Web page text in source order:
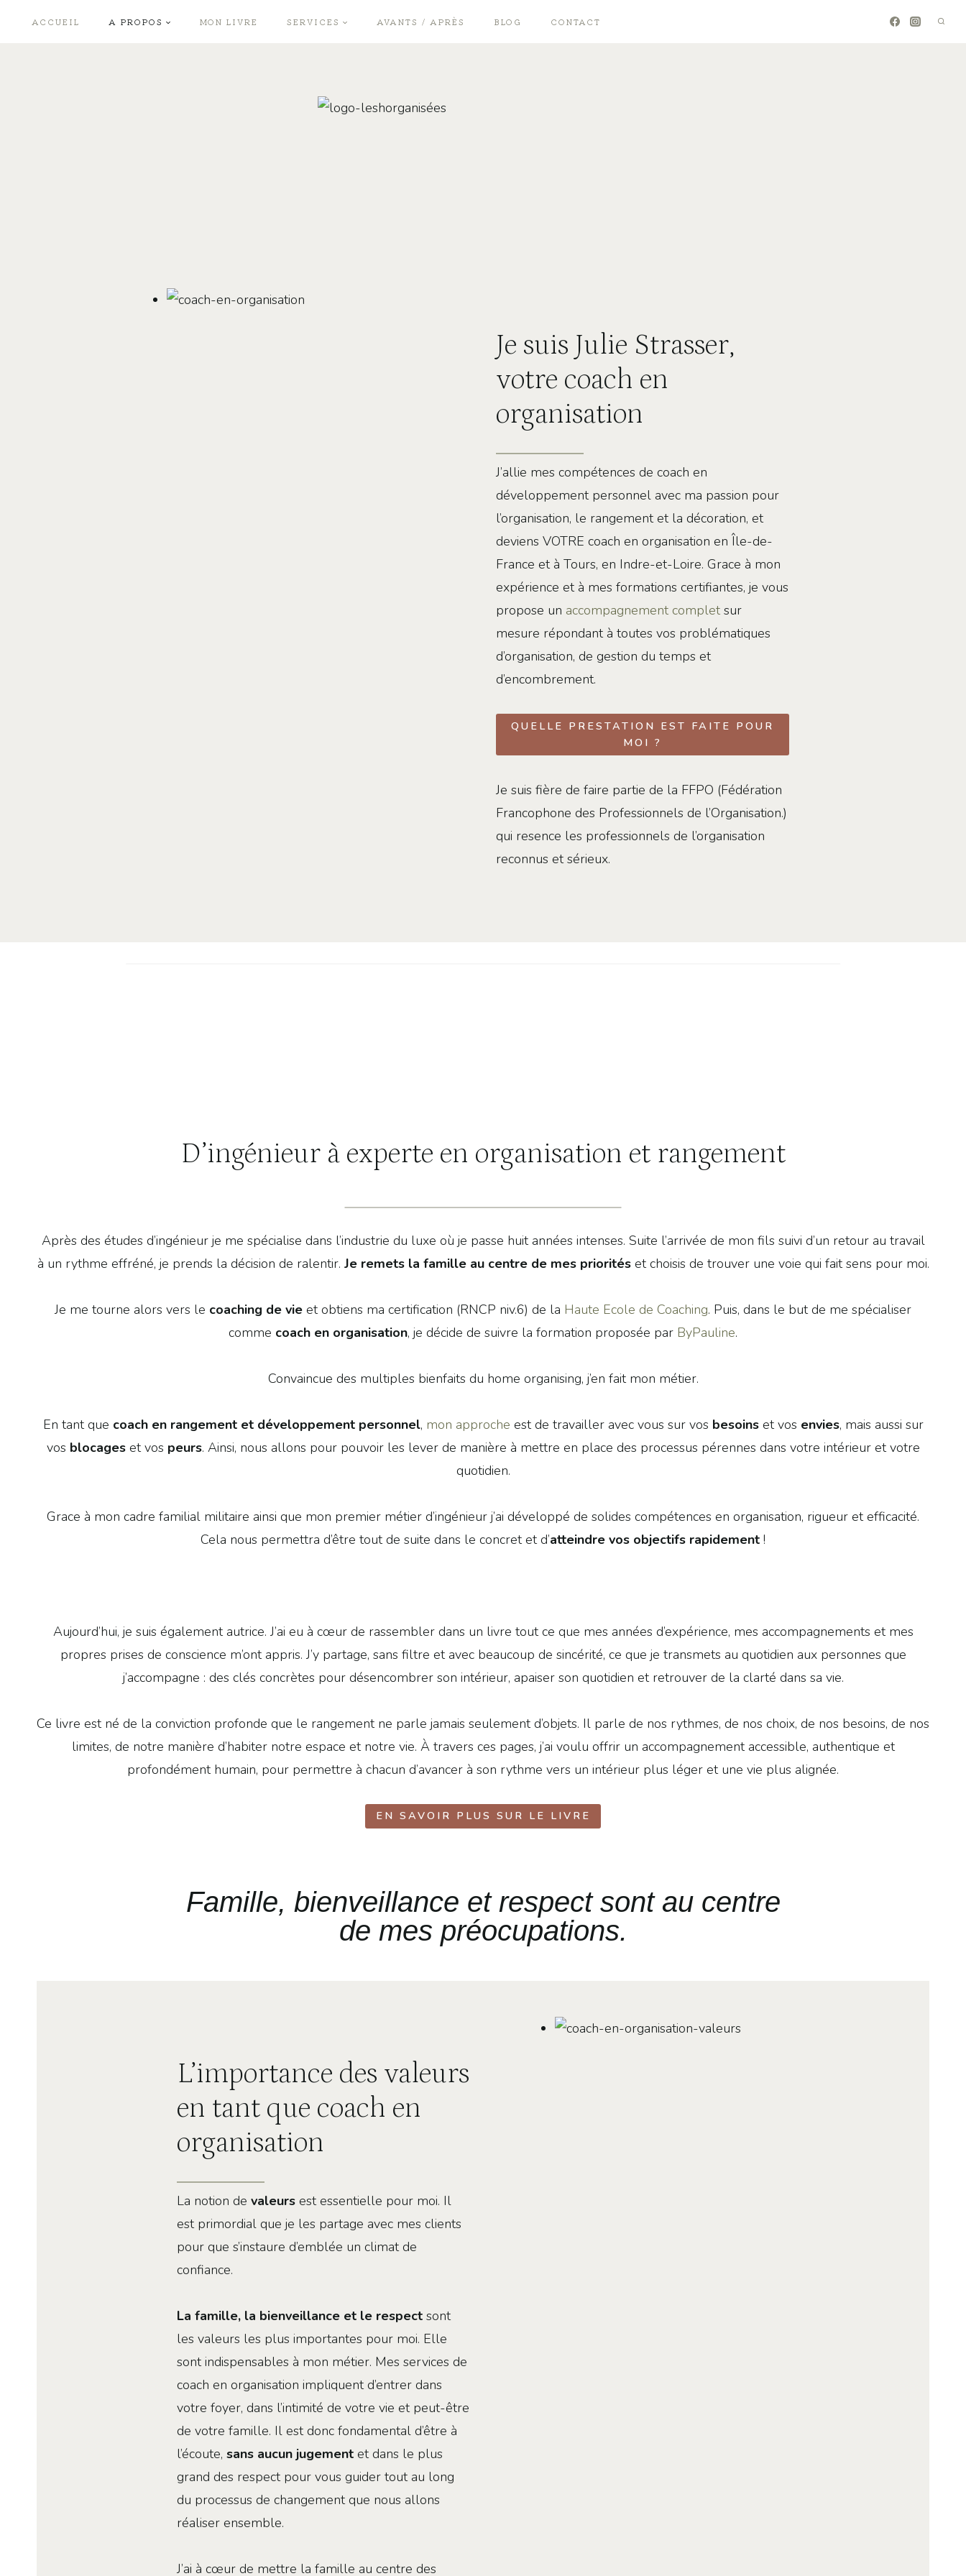
ACCUEIL A PROPOS MON LIVRE SERVICES AVANTS / APRÈS BLOG CONTACT
Je suis Julie Strasser,
votre coach en
organisation
J’allie mes compétences de coach en
développement personnel avec ma passion pour
l’organisation, le rangement et la décoration, et
deviens VOTRE coach en organisation en Île-de-
France et à Tours, en Indre-et-Loire. Grace à mon
expérience et à mes formations certifiantes, je vous
propose un accompagnement complet sur
mesure répondant à toutes vos problématiques
d’organisation, de gestion du temps et
d’encombrement.
QUELLE PRESTATION EST FAITE POUR
MOI ?
Je suis fière de faire partie de la FFPO (Fédération
Francophone des Professionnels de l’Organisation.)
qui resence les professionnels de l’organisation
reconnus et sérieux.
D’ingénieur à experte en organisation et rangement
Après des études d’ingénieur je me spécialise dans l’industrie du luxe où je passe huit années intenses. Suite l’arrivée de mon fils suivi d’un retour au travail
à un rythme effréné, je prends la décision de ralentir. Je remets la famille au centre de mes prioritéset choisis de trouver une voie qui fait sens pour moi.
Je me tourne alors vers le coaching de vie et obtiens ma certification (RNCP niv.6) de la Haute Ecole de Coaching. Puis, dans le but de me spécialiser
comme coach en organisation, je décide de suivre la formation proposée par ByPauline.
Convaincue des multiples bienfaits du home organising, j’en fait mon métier.
En tant que coach en rangement et développement personnel, mon approche est de travailler avec vous sur vos besoinset vos envies, mais aussi sur
vos blocageset vos peurs. Ainsi, nous allons pour pouvoir les lever de manière à mettre en place des processus pérennes dans votre intérieur et votre
quotidien.
Grace à mon cadre familial militaire ainsi que mon premier métier d’ingénieur j’ai développé de solides compétences en organisation, rigueur et efficacité.
Cela nous permettra d’être tout de suite dans le concret et d’atteindre vos objectifs rapidement !
Aujourd’hui, je suis également autrice. J’ai eu à cœur de rassembler dans un livre tout ce que mes années d’expérience, mes accompagnements et mes
propres prises de conscience m’ont appris. J’y partage, sans filtre et avec beaucoup de sincérité, ce que je transmets au quotidien aux personnes que
j’accompagne : des clés concrètes pour désencombrer son intérieur, apaiser son quotidien et retrouver de la clarté dans sa vie.
Ce livre est né de la conviction profonde que le rangement ne parle jamais seulement d’objets. Il parle de nos rythmes, de nos choix, de nos besoins, de nos
limites, de notre manière d’habiter notre espace et notre vie. À travers ces pages, j’ai voulu offrir un accompagnement accessible, authentique et
profondément humain, pour permettre à chacun d’avancer à son rythme vers un intérieur plus léger et une vie plus alignée.
EN SAVOIR PLUS SUR LE LIVRE
Famille, bienveillance et respect sont au centre
de mes préocupations.
L’importance des valeurs
en tant que coach en
organisation
La notion de valeurs est essentielle pour moi. Il
est primordial que je les partage avec mes clients
pour que s’instaure d’emblée un climat de
confiance.
La famille, la bienveillance et le respect sont
les valeurs les plus importantes pour moi. Elle
sont indispensables à mon métier. Mes services de
coach en organisation impliquent d’entrer dans
votre foyer, dans l’intimité de votre vie et peut-être
de votre famille. Il est donc fondamental d’être à
l’écoute, sans aucun jugement et dans le plus
grand des respect pour vous guider tout au long
du processus de changement que nous allons
réaliser ensemble.
J’ai à cœur de mettre la famille au centre des